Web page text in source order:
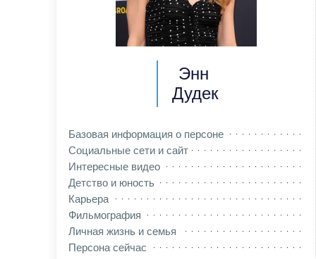
Энн
Дудек
Базовая информация о персоне
Социальные сети и сайт
Интересные видео
Детство и юность
Карьера
Фильмография
Личная жизнь и семья
Персона сейчас